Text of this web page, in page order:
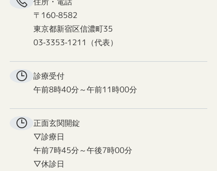
〒160-8582
東京都新宿区信濃町35
03-3353-1211（代表）
診療受付
午前8時40分～午前11時00分
正面玄関開錠
▽診療日
午前7時45分～午後7時00分
▽休診日